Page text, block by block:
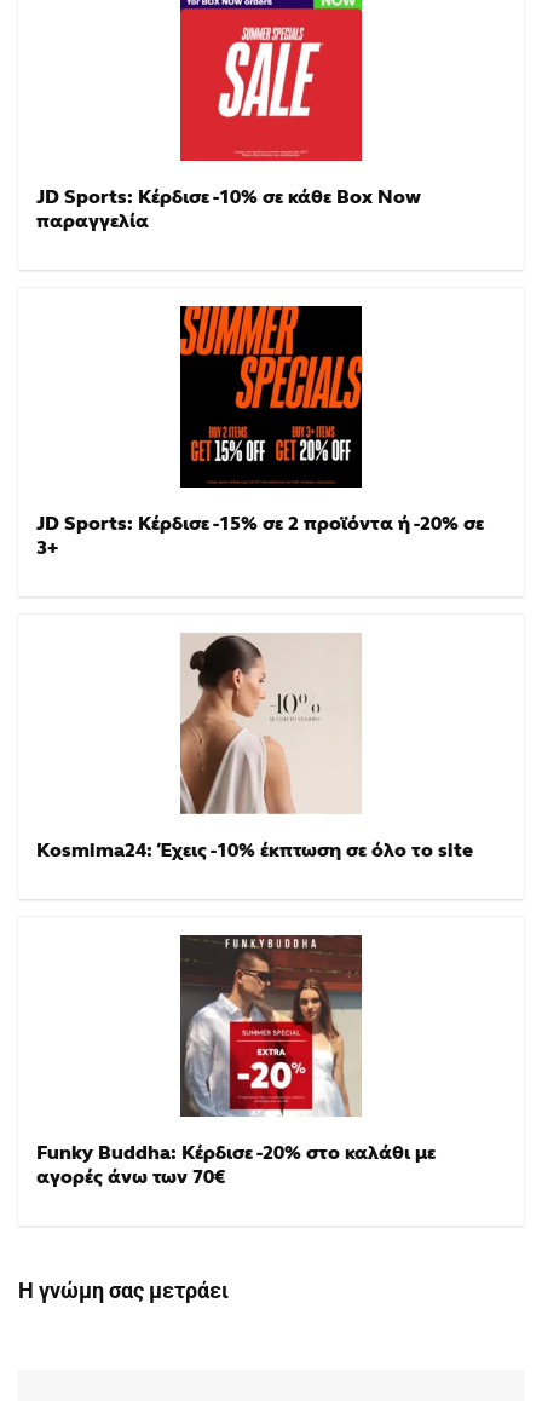
JD Sports: Κέρδισε -10% σε κάθε Box Now
παραγγελία
JD Sports: Κέρδισε -15% σε 2 προϊόντα ή -20% σε
3+
Kosmima24: Έχεις -10% έκπτωση σε όλο το site
Funky Buddha: Κέρδισε -20% στο καλάθι με
αγορές άνω των 70€
Η γνώμη σας μετράει